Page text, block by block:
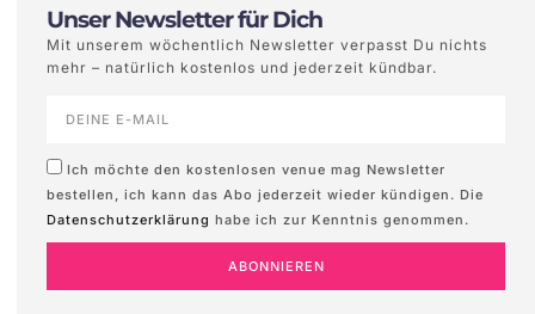
Unser Newsletter für Dich
Mit unserem wöchentlich Newsletter verpasst Du nichts
mehr – natürlich kostenlos und jederzeit kündbar.
Ich möchte den kostenlosen venue mag Newsletter
bestellen, ich kann das Abo jederzeit wieder kündigen. Die
Datenschutzerklärung habe ich zur Kenntnis genommen.
ABONNIEREN